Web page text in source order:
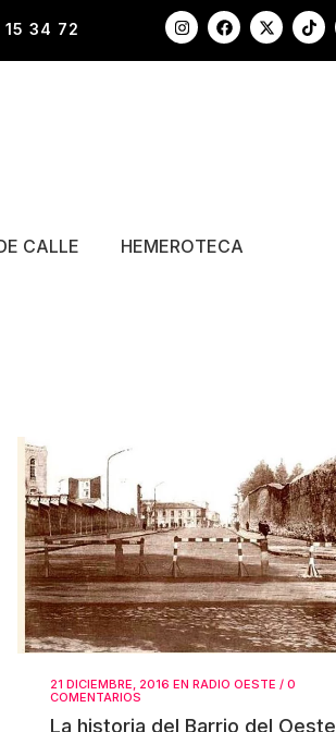
34 72
CALLE HEMEROTECA
21 DICIEMBRE, 2016 EN RADIO OESTE / 0
COMENTARIOS
La historia del Barrio del Oeste